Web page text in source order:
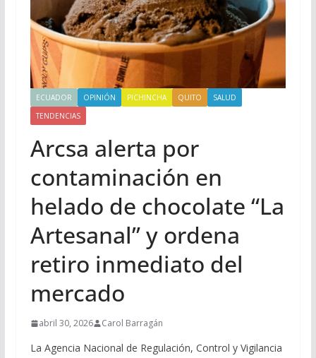
ECUADOR OPINIÓN PICHINCHA QUITO
SALUD
TENDENCIAS
Arcsa alerta por
contaminación en
helado de chocolate “La
Artesanal” y ordena
retiro inmediato del
mercado
abril 30, 2026 Carol Barragán
La Agencia Nacional de Regulación, Control y Vigilancia